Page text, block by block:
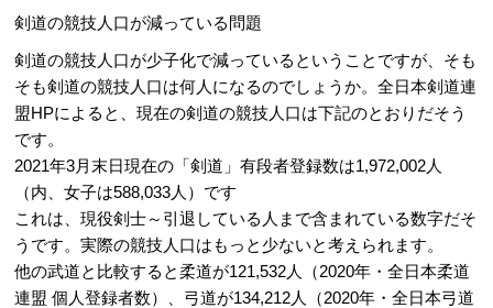
剣道の競技人口が減っている問題
剣道の競技人口が少子化で減っているということですが、そも
そも剣道の競技人口は何人になるのでしょうか。全日本剣道連
盟HPによると、現在の剣道の競技人口は下記のとおりだそう
です。
2021年3月末日現在の「剣道」有段者登録数は1,972,002人
（内、女子は588,033人）です
これは、現役剣士～引退している人まで含まれている数字だそ
うです。実際の競技人口はもっと少ないと考えられます。
他の武道と比較すると柔道が121,532人（2020年・全日本柔道
連盟 個人登録者数）、弓道が134,212人（2020年・全日本弓道